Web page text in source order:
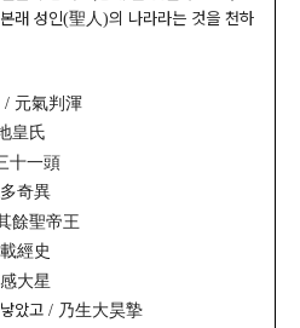
래 성인(聖人 )의 나라라는 것을 천하
/ 元氣判渾
皇氏
十一頭
奇異
餘聖帝王
經史
大星
았고 / 乃生大昊摯